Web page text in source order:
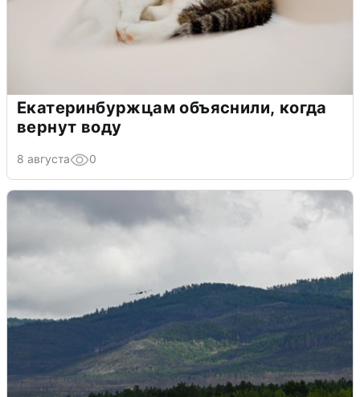
Екатеринбуржцам объяснили, когда
вернут воду
8 августа 0